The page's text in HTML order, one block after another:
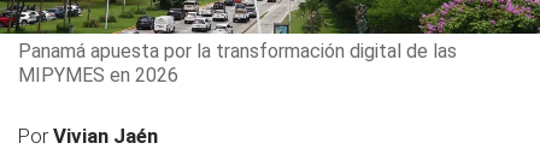
Panamá apuesta por la transformación digital de las
MIPYMES en 2026
PorVivian Jaén